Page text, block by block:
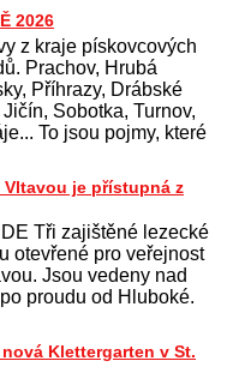
2026
z kraje pískovcových
Prachov, Hrubá
Příhrazy, Drábské
Sobotka, Turnov,
To jsou pojmy, které
Vltavou je přístupná z
Tři zajištěné lezecké
otevřené pro veřejnost
Jsou vedeny nad
proudu od Hluboké.
Klettergarten v St.